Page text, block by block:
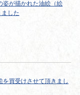
姿が描かれた油絵（絵
した
を買受けさせて頂きまし